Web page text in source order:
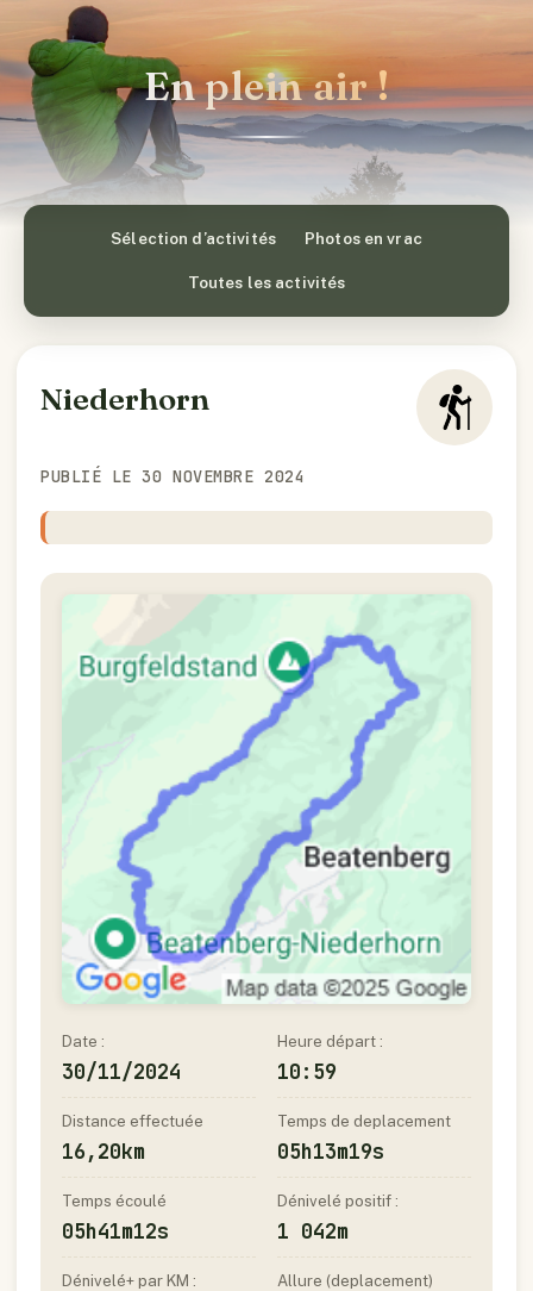
En plein air !
Sélection d’activités Photos en vrac
Toutes les activités
Niederhorn
PUBLIÉ LE 30 NOVEMBRE 2024
Date :
30/11/2024
Heure départ :
10:59
Distance effectuée
16,20km
Temps de deplacement
05h13m19s
Temps écoulé
05h41m12s
Dénivelé positif :
1 042m
Dénivelé+ par KM : Allure (deplacement)